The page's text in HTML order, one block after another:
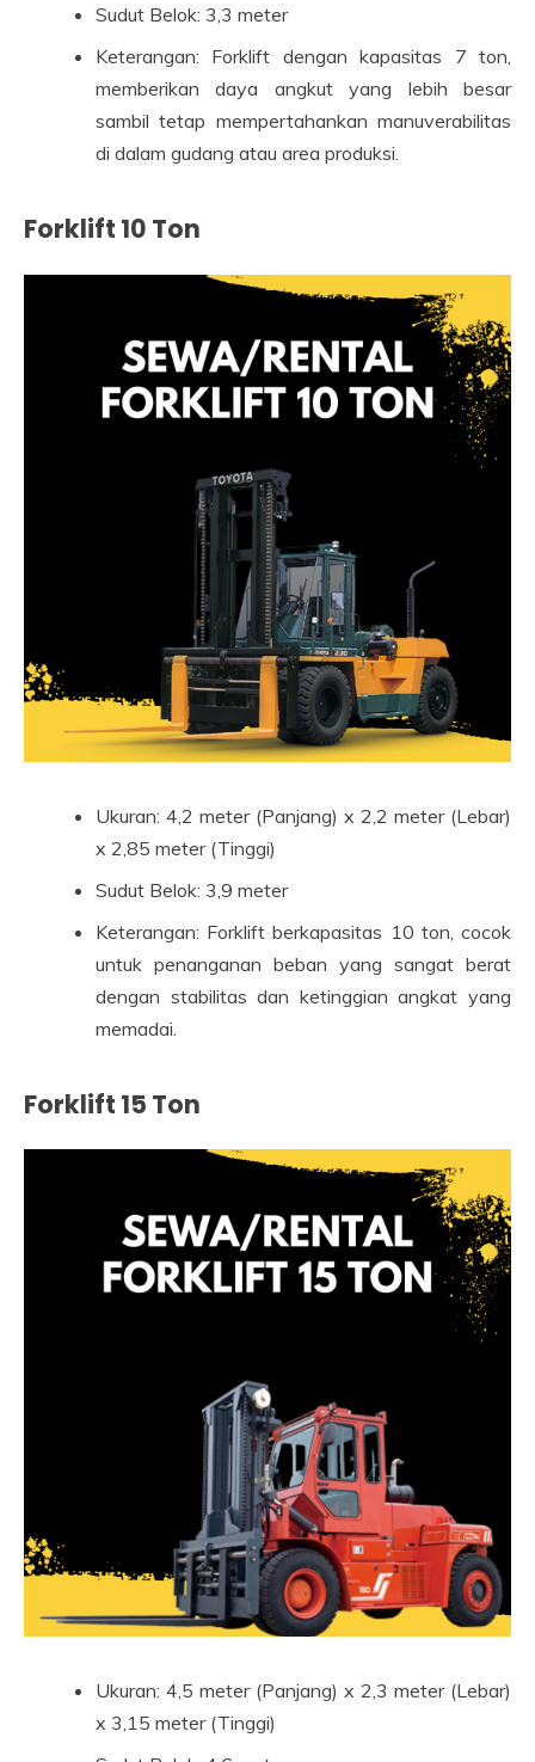
Sudut Belok: 3,3 meter
Keterangan: Forklift dengan kapasitas 7 ton,
memberikan daya angkut yang lebih besar
sambil tetap mempertahankan manuverabilitas
di dalam gudang atau area produksi.
Forklift 10 Ton
Ukuran: 4,2 meter (Panjang) x 2,2 meter (Lebar)
x 2,85 meter (Tinggi)
Sudut Belok: 3,9 meter
Keterangan: Forklift berkapasitas 10 ton, cocok
untuk penanganan beban yang sangat berat
dengan stabilitas dan ketinggian angkat yang
memadai.
Forklift 15 Ton
Ukuran: 4,5 meter (Panjang) x 2,3 meter (Lebar)
x 3,15 meter (Tinggi)